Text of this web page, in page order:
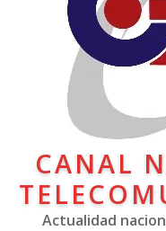
CANAL
Actualidad